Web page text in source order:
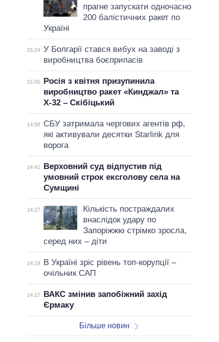
прагне запускати одночасно
200 балістичних ракет по
Україні
15:24 У Болгарії стався вибух на заводі з
виробництва боєприпасів
15:05
Росія з квітня призупинила
виробництво ракет «Кинджал» та
Х-32 – Скібіцький
14:58
СБУ затримала чергових агентів рф,
які активували десятки Starlink для
ворога
14:41
Верховний суд відпустив під
умовний строк ексголову села на
Сумщині
14:27
Кількість постраждалих
внаслідок удару по
Запоріжжю стрімко зросла,
серед них – діти
14:19
В Україні зріс рівень топ-корупції –
очільник САП
14:17
ВАКС змінив запобіжний захід
Єрмаку
Більше новин